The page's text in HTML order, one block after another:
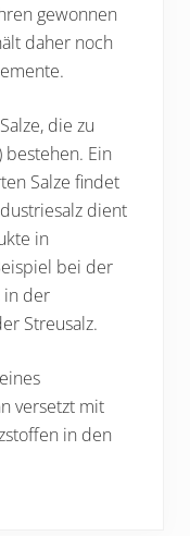
gewonnen
daher noch
die zu
bestehen. Ein
Salze findet
dient
in
bei der
in der
Streusalz.
versetzt mit
in den